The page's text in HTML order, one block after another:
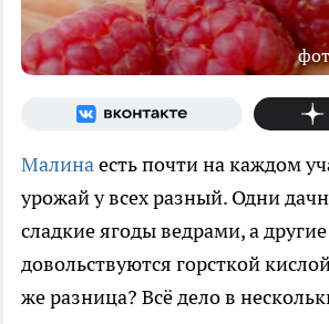
Малинаесть почти на каждом
урожай у всех разный. Одни
сладкие ягоды ведрами, а другие
довольствуются горсткой
же разница? Всё дело в